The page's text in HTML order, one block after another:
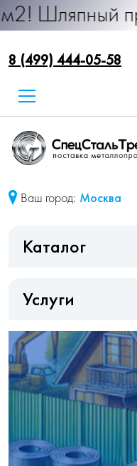
профиль
8 (499) 444-05-58
Ваш город: Москва
Каталог
Услуги